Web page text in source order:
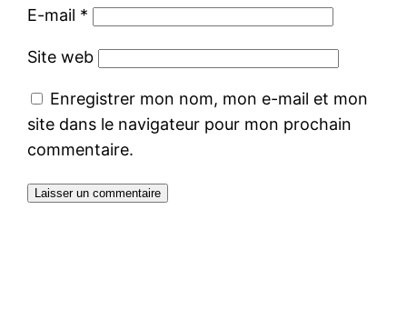
E-mail *
Site web
Enregistrer mon nom, mon e-mail et mon
site dans le navigateur pour mon prochain
commentaire.